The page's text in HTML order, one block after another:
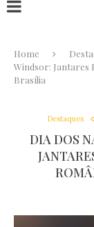
Home
Windsor: Jantares
Brasília
Destaques
DIA DOS